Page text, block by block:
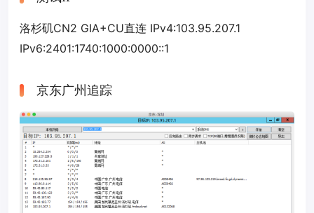
洛杉矶CN2 GIA+CU直连 IPv4:103.95.207.1
IPv6:2401:1740:1000:0000::1
京东广州追踪